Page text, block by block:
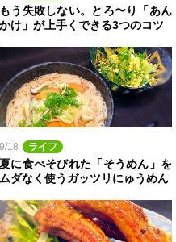
もう失敗しない。とろ〜り「あん
かけ」が上手くできる3つのコツ
9/18 ライフ
夏に食べそびれた「そうめん」を
ムダなく使うガッツリにゅうめん